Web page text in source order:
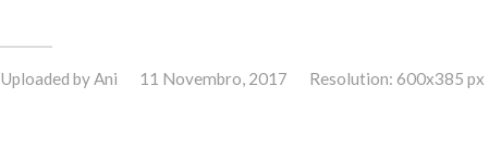
Uploaded byAni 11 Novembro, 2017 Resolution: 600x385 px